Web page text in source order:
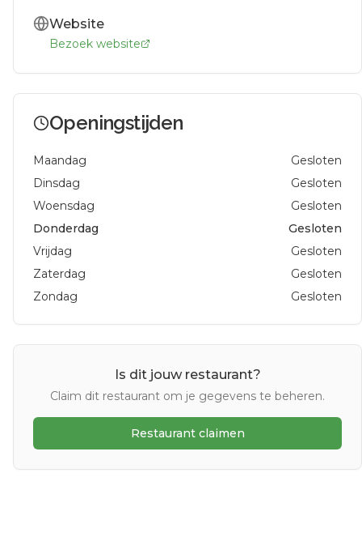
Website
Bezoek website
Openingstijden
Maandag
Gesloten
Dinsdag
Gesloten
Woensdag
Gesloten
Donderdag
Gesloten
Vrijdag
Gesloten
Zaterdag
Gesloten
Zondag
Gesloten
Is dit jouw restaurant?
Claim dit restaurant om je gegevens te beheren.
Restaurant claimen